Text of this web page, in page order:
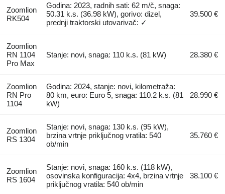
Zoomlion
RK504
Godina: 2023, radnih sati: 62 m/č, snaga:
50.31 k.s. (36.98 kW), gorivo: dizel,
prednji traktorski utovarivač: ✓
39.500 €
Zoomlion
RN 1104
Pro Max
Stanje: novi, snaga: 110 k.s. (81 kW) 28.380 €
Zoomlion
RN Pro
1104
Godina: 2024, stanje: novi, kilometraža:
80 km, euro: Euro 5, snaga: 110.2 k.s. (81
kW)
28.990 €
Zoomlion
RS 1304
Stanje: novi, snaga: 130 k.s. (95 kW),
brzina vrtnje priključnog vratila: 540
ob/min
35.760 €
Zoomlion
RS 1604
Stanje: novi, snaga: 160 k.s. (118 kW),
osovinska konfiguracija: 4x4, brzina vrtnje
priključnog vratila: 540 ob/min
38.100 €